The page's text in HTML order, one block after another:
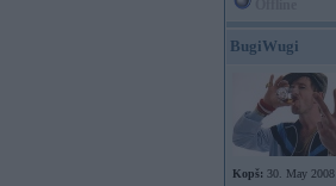
BugiWugi
Kopš: 30. May 2008